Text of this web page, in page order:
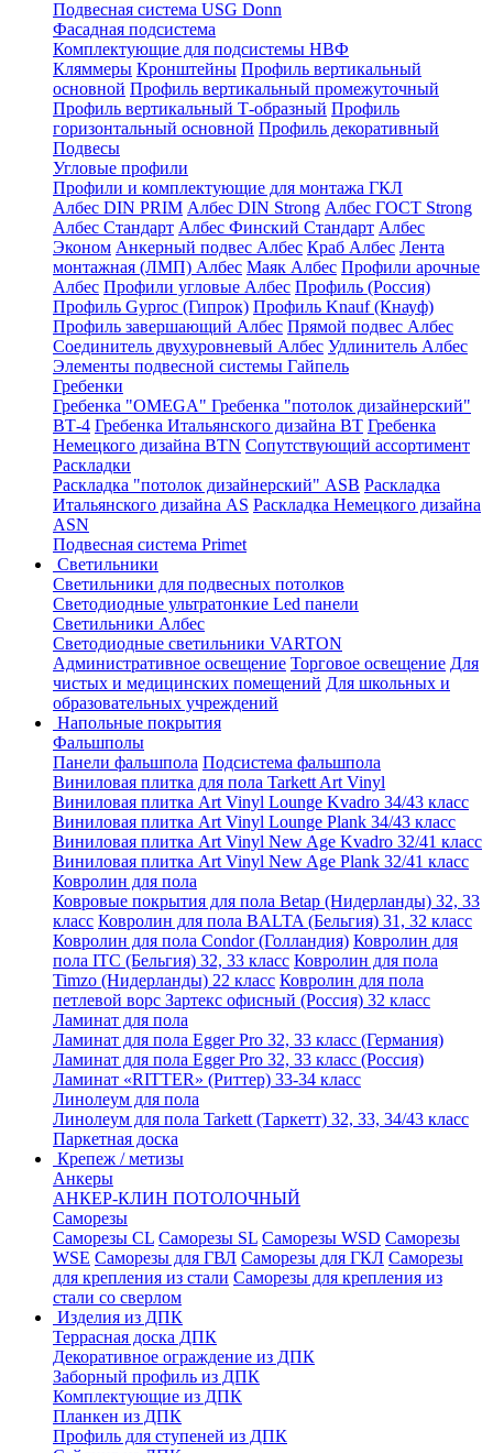
Подвесная система USG Donn
Фасадная подсистема
Комплектующие для подсистемы НВФ
Кляммеры Кронштейны Профиль вертикальный
основной Профиль вертикальный промежуточный
Профиль вертикальный Т-образный Профиль
горизонтальный основной Профиль декоративный
Подвесы
Угловые профили
Профили и комплектующие для монтажа ГКЛ
Албес DIN PRIM Албес DIN Strong Албес ГОСТ Strong
Албес Стандарт Албес Финский Стандарт Албес
Эконом Анкерный подвес Албес Краб Албес Лента
монтажная (ЛМП) Албес Маяк Албес Профили арочные
Албес Профили угловые Албес Профиль (Россия)
Профиль Gyproc (Гипрок) Профиль Knauf (Кнауф)
Профиль завершающий Албес Прямой подвес Албес
Соединитель двухуровневый Албес Удлинитель Албес
Элементы подвесной системы Гайпель
Гребенки
Гребенка "OMEGA" Гребенка "потолок дизайнерский"
ВТ-4 Гребенка Итальянского дизайна BT Гребенка
Немецкого дизайна ВТN Сопутствующий ассортимент
Раскладки
Раскладка "потолок дизайнерский" ASB Раскладка
Итальянского дизайна AS Раскладка Немецкого дизайна
АSN
Подвесная система Primet
Светильники
Светильники для подвесных потолков
Светодиодные ультратонкие Led панели
Светильники Албес
Светодиодные светильники VARTON
Административное освещение Торговое освещение Для
чистых и медицинских помещений Для школьных и
образовательных учреждений
Напольные покрытия
Фальшполы
Панели фальшпола Подсистема фальшпола
Виниловая плитка для пола Tarkett Art Vinyl
Виниловая плитка Art Vinyl Lounge Kvadro 34/43 класс
Виниловая плитка Art Vinyl Lounge Plank 34/43 класс
Виниловая плитка Art Vinyl New Age Kvadro 32/41 класс
Виниловая плитка Art Vinyl New Age Plank 32/41 класс
Ковролин для пола
Ковровые покрытия для пола Betap (Нидерланды) 32, 33
класс Ковролин для пола BALTA (Бельгия) 31, 32 класс
Ковролин для пола Condor (Голландия) Ковролин для
пола ITC (Бельгия) 32, 33 класс Ковролин для пола
Timzo (Нидерланды) 22 класс Ковролин для пола
петлевой ворс Зартекс офисный (Россия) 32 класс
Ламинат для пола
Ламинат для пола Egger Pro 32, 33 класс (Германия)
Ламинат для пола Egger Pro 32, 33 класс (Россия)
Ламинат «RITTER» (Риттер) 33-34 класс
Линолеум для пола
Линолеум для пола Tarkett (Таркетт) 32, 33, 34/43 класс
Паркетная доска
Крепеж / метизы
Анкеры
АНКЕР-КЛИН ПОТОЛОЧНЫЙ
Саморезы
Саморезы CL Саморезы SL Саморезы WSD Саморезы
WSE Саморезы для ГВЛ Саморезы для ГКЛ Саморезы
для крепления из стали Саморезы для крепления из
стали со сверлом
Изделия из ДПК
Террасная доска ДПК
Декоративное ограждение из ДПК
Заборный профиль из ДПК
Комплектующие из ДПК
Планкен из ДПК
Профиль для ступеней из ДПК